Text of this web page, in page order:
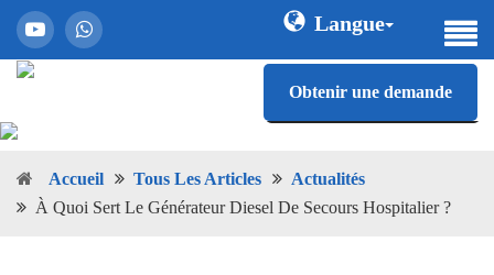
Langue
Obtenir une demande
Accueil Tous Les Articles
Actualités
À Quoi Sert Le Générateur Diesel De Secours Hospitalier ?